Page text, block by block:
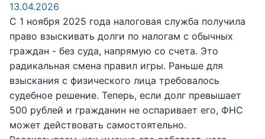
13.04.2026
С 1 ноября 2025 года налоговая служба получила
право взыскивать долги по налогам с обычных
граждан - без суда, напрямую со счета. Это
радикальная смена правил игры. Раньше для
взыскания с физического лица требовалось
судебное решение. Теперь, если долг превышает
500 рублей и гражданин не оспаривает его, ФНС
может действовать самостоятельно.